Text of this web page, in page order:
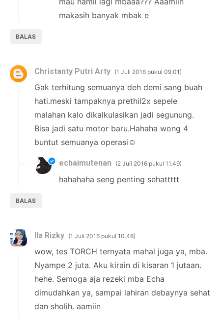
BALAS
makasih banyak mbak e
Christanty Putri Arty 1 Juli 2016 pukul 09.01
Gak terhitung semuanya deh demi sang buah
hati.meski tampaknya prethil2x sepele
malahan kalo dikalkulasikan jadi segunung.
Bisa jadi satu motor baru.Hahaha wong 4
buntut semuanya operasi☺
BALAS
echaimutenan 2 Juli 2016 pukul 11.49
hahahaha seng penting sehattttt
Ila Rizky 1 Juli 2016 pukul 10.48
wow, tes TORCH ternyata mahal juga ya, mba.
Nyampe 2 juta. Aku kirain di kisaran 1 jutaan.
hehe. Semoga aja rezeki mba Echa
dimudahkan ya, sampai lahiran debaynya sehat
dan sholih. aamiin